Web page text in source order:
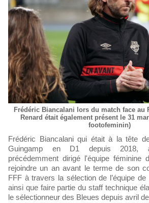
Frédéric Biancalani lors du match face au
Renard était également présent le 31
footofeminin)
Frédéric Biancalani qui était à la tête de l'équipe d'En Avant
Guingamp en D1 depuis 2018,
précédemment dirigé l'équipe
rejoindre un an avant le terme de son
FFF à travers la sélection de l’équipe
ainsi que faire partie du staff technique
le sélectionneur des Bleues depuis avril